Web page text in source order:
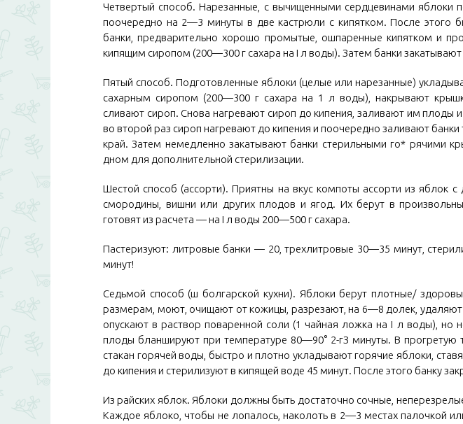
Четвертый способ. Нарезанные, с вычищенными сердцевинами яблоки
поочередно на 2—3 минуты в две кастрюли с кипятком. После этого
банки, предварительно хорошо промытые, ошпаренные кипятком и
кипящим сиропом (200—300 г сахара на I л воды). Затем банки
Пятый способ. Подготовленные яблоки (целые или нарезанные)
сахарным сиропом (200—300 г сахара на 1 л воды), накрывают
сливают сироп. Снова нагревают сироп до кипения, заливают им плоды
во второй раз сироп нагревают до кипения и поочередно заливают
край. Затем немедленно закатывают банки стерильными го* рячими
дном для дополнительной стерилизации.
Шестой способ (ассорти). Приятны на вкус компоты ассорти из яблок
смородины, вишни или других плодов и ягод. Их берут в
готовят из расчета — на I л воды 200—500 г сахара.
Пастеризуют: литровые банки — 20, трехлитровые 30—35 минут,
минут!
Седьмой способ (ш болгарской кухни). Яблоки берут плотные/
размерам, моют, очищают от кожицы, разрезают, на 6—8 долек, удаляют
опускают в раствор поваренной соли (1 чайная ложка на I л воды), но
плоды бланшируют при температуре 80—90° 2-гЗ минуты. В прогретую
стакан горячей воды, быстро и плотно укладывают горячие яблоки,
до кипения и стерилизуют в кипящей воде 45 минут. После этого банку
Из райских яблок. Яблоки должны быть достаточно сочные,
Каждое яблоко, чтобы не лопалось, наколоть в 2—3 местах палочкой